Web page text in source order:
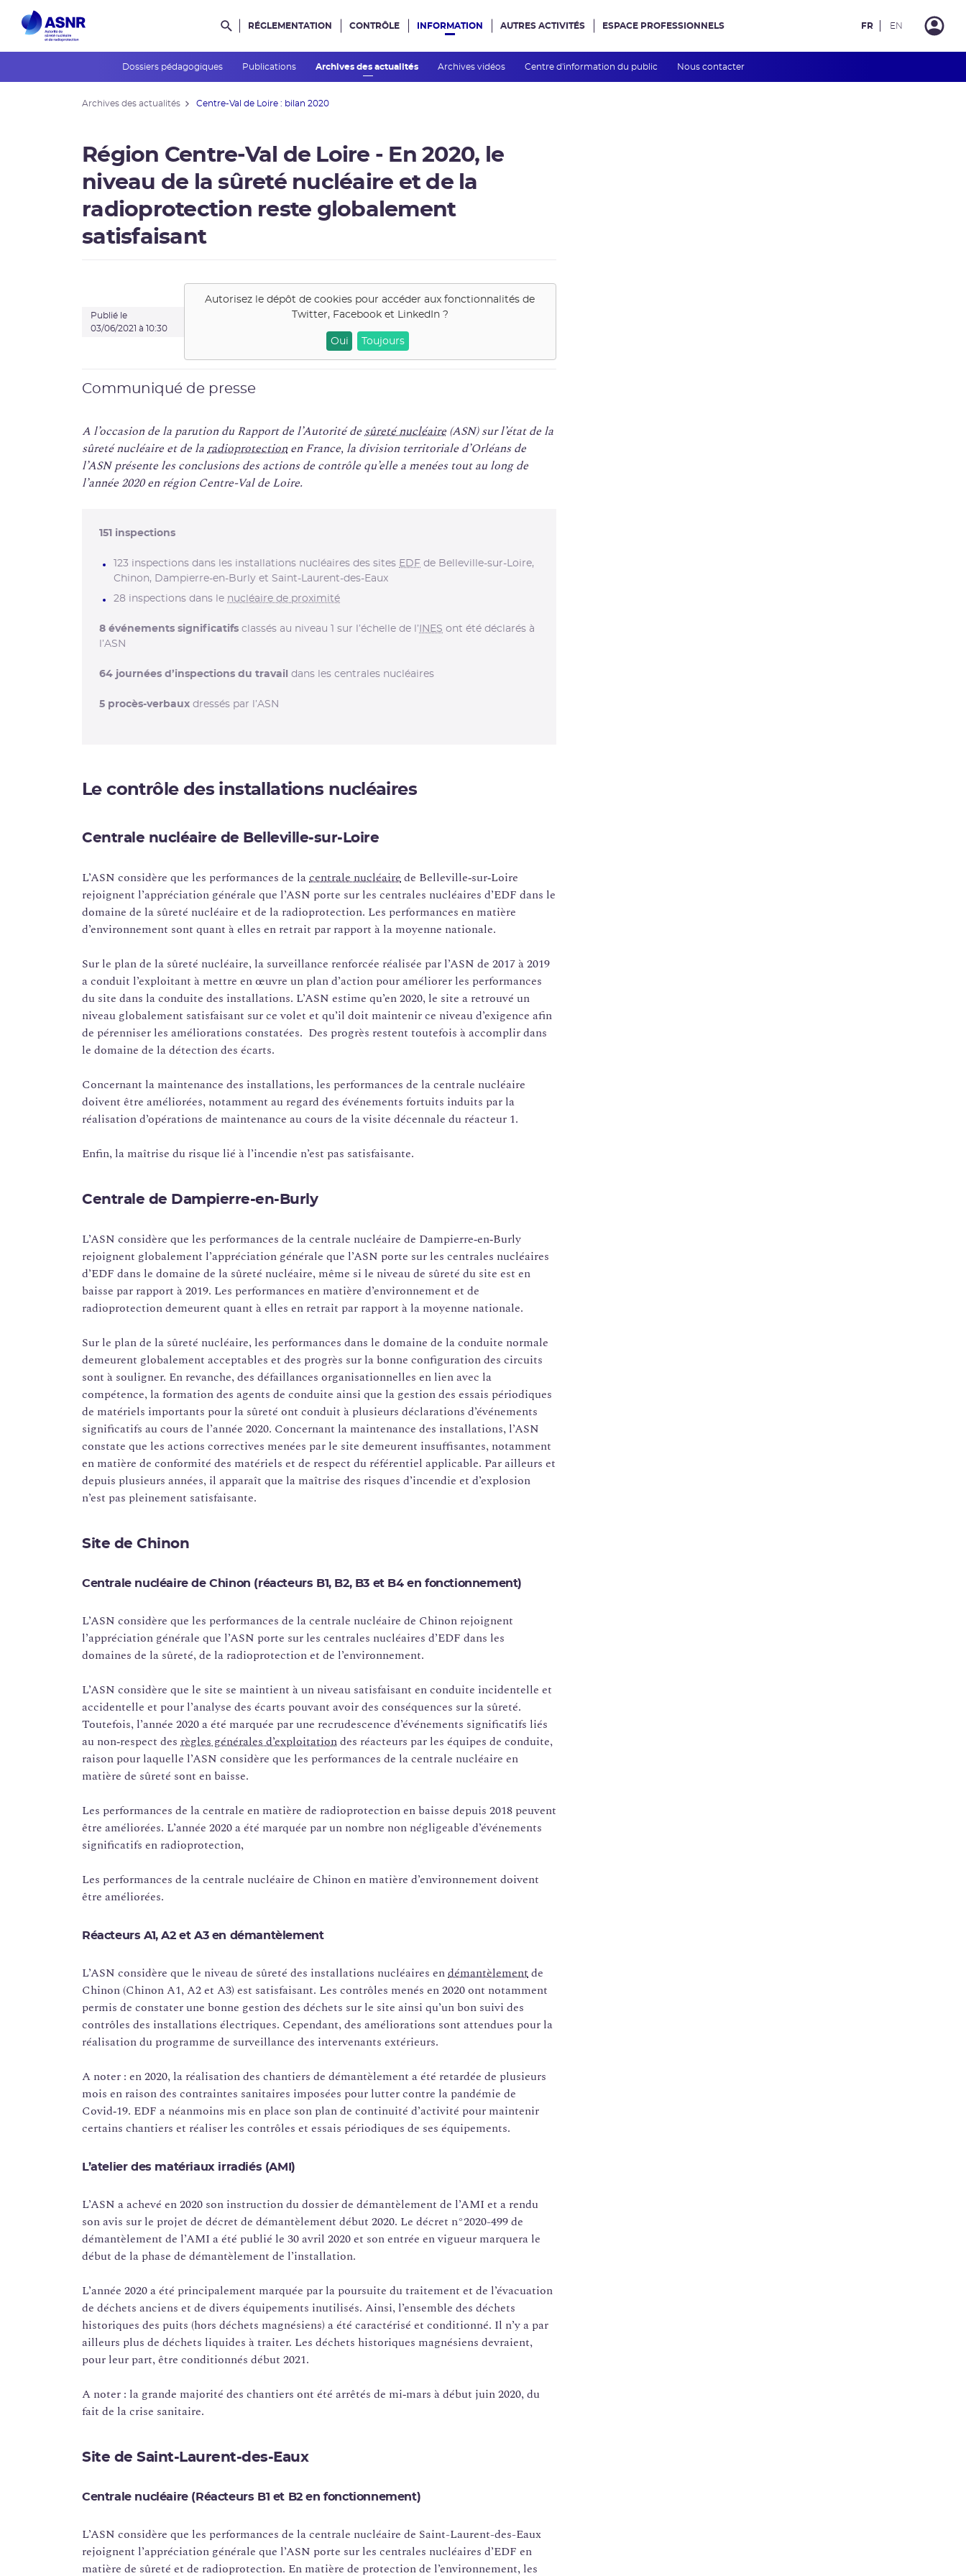
Rechercher dans le site
RÉGLEMENTATION CONTRÔLE INFORMATION
Dossiers pédagogiques Publications Archives des actualités Archives vidéos Centre d'information du public Nous contacter
AUTRES ACTIVITÉS ESPACE PROFESSIONNELS FR EN
Archives des actualités Centre-Val de Loire : bilan 2020
Région Centre-Val de Loire - En 2020, le
niveau de la sûreté nucléaire et de la
radioprotection reste globalement
satisfaisant
Publié le
03/06/2021 à 10:30
Autorisez le dépôt de cookies pour accéder aux fonctionnalités de
Twitter, Facebook et LinkedIn?
Oui Toujours
Communiqué de presse
A l’occasion de la parution du Rapport de l’Autorité desûreté nucléaire (ASN) sur l’état de la
sûreté nucléaire et de laradioprotection en France, la division territoriale d’Orléans de
l’ASN présente les conclusions des actions de contrôle qu’elle a menées tout au long de
l’année 2020 en région Centre-Val de Loire.
151 inspections
123 inspections dans les installations nucléaires des sites EDF de Belleville-sur-Loire,
Chinon, Dampierre-en-Burly et Saint-Laurent-des-Eaux
28 inspections dans le nucléaire de proximité
8 événements significatifs classés au niveau 1 sur l’échelle de l’ INES ont été déclarés à
l’ASN
64 journées d’inspections du travail dans les centrales nucléaires
5 procès-verbaux dressés par l’ASN
Le contrôle des installations nucléaires
Centrale nucléaire de Belleville-sur-Loire
L’ASN considère que les performances de lacentrale nucléairede Belleville‑sur‑Loire
rejoignent l’appréciation générale que l’ASN porte sur les centrales nucléaires d’EDF dans le
domaine de la sûreté nucléaire et de la radioprotection. Les performances en matière
d’environnement sont quant à elles en retrait par rapport à la moyenne nationale.
Sur le plan de la sûreté nucléaire, la surveillance renforcée réalisée par l’ASN de 2017 à 2019
a conduit l’exploitant à mettre en œuvre un plan d’action pour améliorer les performances
du site dans la conduite des installations. L’ASN estime qu’en 2020, le site a retrouvé un
niveau globalement satisfaisant sur ce volet et qu’il doit maintenir ce niveau d’exigence afin
de pérenniser les améliorations constatées. Des progrès restent toutefois à accomplir dans
le domaine de la détection des écarts.
Concernant la maintenance des installations, les performances de la centrale nucléaire
doivent être améliorées, notamment au regard des événements fortuits induits par la
réalisation d’opérations de maintenance au cours de la visite décennale du réacteur 1.
Enfin, la maîtrise du risque lié à l’incendie n’est pas satisfaisante.
Centrale de Dampierre-en-Burly
L’ASN considère que les performances de la centrale nucléaire de Dampierre‑en‑Burly
rejoignent globalement l’appréciation générale que l’ASN porte sur les centrales nucléaires
d’EDF dans le domaine de la sûreté nucléaire, même si le niveau de sûreté du site est en
baisse par rapport à 2019. Les performances en matière d’environnement et de
radioprotection demeurent quant à elles en retrait par rapport à la moyenne nationale.
Sur le plan de la sûreté nucléaire, les performances dans le domaine de la conduite normale
demeurent globalement acceptables et des progrès sur la bonne configuration des circuits
sont à souligner. En revanche, des défaillances organisationnelles en lien avec la
compétence, la formation des agents de conduite ainsi que la gestion des essais périodiques
de matériels importants pour la sûreté ont conduit à plusieurs déclarations d’événements
significatifs au cours de l’année 2020. Concernant la maintenance des installations, l’ASN
constate que les actions correctives menées par le site demeurent insuffisantes, notamment
en matière de conformité des matériels et de respect du référentiel applicable. Par ailleurs et
depuis plusieurs années, il apparaît que la maîtrise des risques d’incendie et d’explosion
n’est pas pleinement satisfaisante.
Site de Chinon
Centrale nucléaire de Chinon (réacteurs B1, B2, B3 et B4 en fonctionnement)
L’ASN considère que les performances de la centrale nucléaire de Chinon rejoignent
l’appréciation générale que l’ASN porte sur les centrales nucléaires d’EDF dans les
domaines de la sûreté, de la radioprotection et de l’environnement.
L’ASN considère que le site se maintient à un niveau satisfaisant en conduite incidentelle et
accidentelle et pour l’analyse des écarts pouvant avoir des conséquences sur la sûreté.
Toutefois, l’année 2020 a été marquée par une recrudescence d’événements significatifs liés
au non‑respect des règles générales d’exploitationdes réacteurs par les équipes de conduite,
raison pour laquelle l’ASN considère que les performances de la centrale nucléaire en
matière de sûreté sont en baisse.
Les performances de la centrale en matière de radioprotection en baisse depuis 2018 peuvent
être améliorées. L’année 2020 a été marquée par un nombre non négligeable d’événements
significatifs en radioprotection,
Les performances de la centrale nucléaire de Chinon en matière d’environnement doivent
être améliorées.
Réacteurs A1, A2 et A3 en démantèlement
L’ASN considère que le niveau de sûreté des installations nucléaires endémantèlementde
Chinon (Chinon A1, A2 et A3) est satisfaisant. Les contrôles menés en 2020 ont notamment
permis de constater une bonne gestion des déchets sur le site ainsi qu’un bon suivi des
contrôles des installations électriques. Cependant, des améliorations sont attendues pour la
réalisation du programme de surveillance des intervenants extérieurs.
A noter : en 2020, la réalisation des chantiers de démantèlement a été retardée de plusieurs
mois en raison des contraintes sanitaires imposées pour lutter contre la pandémie de
Covid‑19. EDF a néanmoins mis en place son plan de continuité d’activité pour maintenir
certains chantiers et réaliser les contrôles et essais périodiques de ses équipements.
L’atelier des matériaux irradiés (AMI)
L’ASN a achevé en 2020 son instruction du dossier de démantèlement de l’AMI et a rendu
son avis sur le projet de décret de démantèlement début 2020. Le décret n°2020-499 de
démantèlement de l’AMI a été publié le 30 avril 2020 et son entrée en vigueur marquera le
début de la phase de démantèlement de l’installation.
L’année 2020 a été principalement marquée par la poursuite du traitement et de l’évacuation
de déchets anciens et de divers équipements inutilisés. Ainsi, l’ensemble des déchets
historiques des puits (hors déchets magnésiens) a été caractérisé et conditionné. Il n’y a par
ailleurs plus de déchets liquides à traiter. Les déchets historiques magnésiens devraient,
pour leur part, être conditionnés début 2021.
A noter : la grande majorité des chantiers ont été arrêtés de mi‑mars à début juin 2020, du
fait de la crise sanitaire.
Site de Saint-Laurent-des-Eaux
Centrale nucléaire (Réacteurs B1 et B2 en fonctionnement)
L’ASN considère que les performances de la centrale nucléaire de Saint-Laurent-des-Eaux
rejoignent l’appréciation générale que l’ASN porte sur les centrales nucléaires d’EDF en
matière de sûreté et de radioprotection. En matière de protection de l’environnement, les